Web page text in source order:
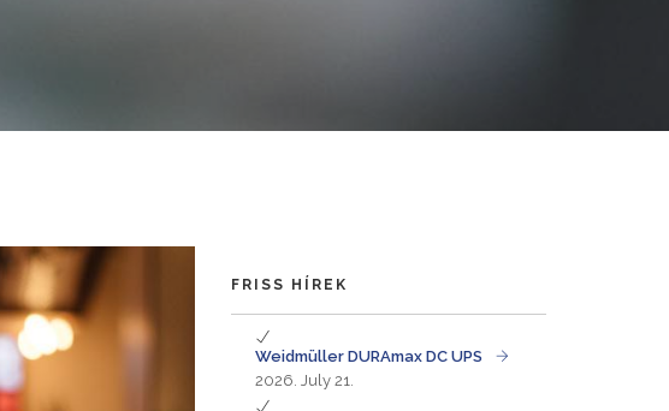
FRISS HÍREK
Weidmüller DURAmax DC UPS
2026. July 21.